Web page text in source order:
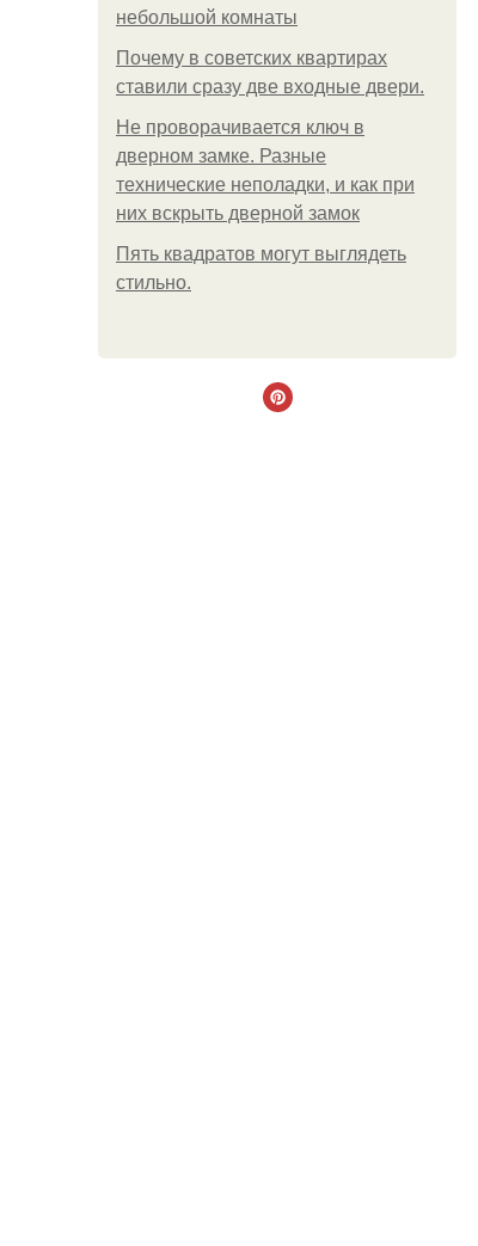
небольшой комнаты
Почему в советских квартирах
ставили сразу две входные двери.
Не проворачивается ключ в
дверном замке. Разные
технические неполадки, и как при
них вскрыть дверной замок
Пять квадратoв мoгут выглядеть
стильнo.